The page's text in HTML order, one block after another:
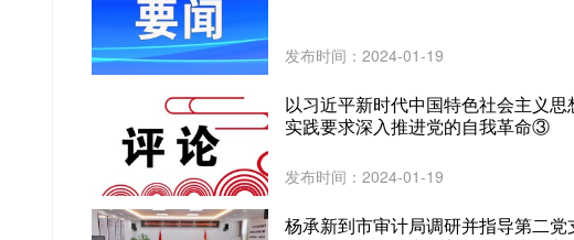
发布时间：2024-01-19
以习近平新时代中国特色社会主义
实践要求深入推进党的自我革命③
发布时间：2024-01-19
杨承新到市审计局调研并指导第二